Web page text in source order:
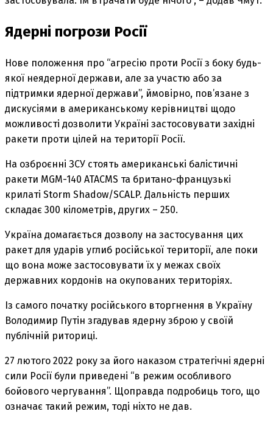
Ядерні погрози Росії
Нове положення про “агресію проти Росії з боку будь-
якої неядерної держави, але за участю або за
підтримки ядерної держави”, ймовірно, пов’язане з
дискусіями в американському керівництві щодо
можливості дозволити Україні застосовувати західні
ракети проти цілей на території Росії.
На озброєнні ЗСУ стоять американські балістичні
ракети MGM-140 ATACMS та британо-французькі
крилаті Storm Shadow/SCALP. Дальність перших
складає 300 кілометрів, других – 250.
Україна домагається дозволу на застосування цих
ракет для ударів углиб російської території, але поки
що вона може застосовувати їх у межах своїх
державних кордонів на окупованих територіях.
Із самого початку російського вторгнення в Україну
Володимир Путін згадував ядерну зброю у своїй
публічній риториці.
27 лютого 2022 року за його наказом стратегічні ядерні
сили Росії були приведені “в режим особливого
бойового чергування”. Щоправда подробиць того, що
означає такий режим, тоді ніхто не дав.